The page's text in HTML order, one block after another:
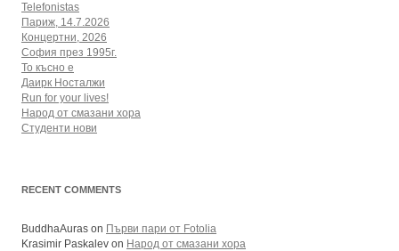
Telefonistas
Париж, 14.7.2026
Концертни, 2026
София през 1995г.
То късно е
Даирк Носталжи
Run for your lives!
Народ от смазани хора
Студенти нови
RECENT COMMENTS
BuddhaAuras on
Първи пари от Fotolia
Krasimir Paskalev on Народ от смазани хора